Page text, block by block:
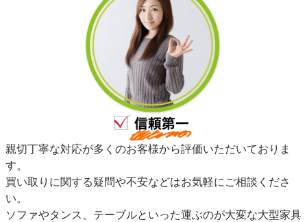
親切丁寧な対応が多くのお客様から評価いただいておりま
す。
買い取りに関する疑問や不安などはお気軽にご相談くださ
い。
ソファやタンス、テーブルといった運ぶのが大変な大型家具